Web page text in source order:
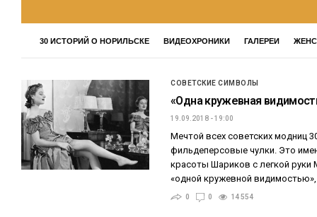
30 ИСТОРИЙ О НОРИЛЬСКЕ ВИДЕОХРОНИКИ ГАЛЕРЕИ
СОВЕТСКИЕ СИМВОЛЫ
«Одна кружевная
19.09.2018 - 19:00
Мечтой всех советских модниц
фильдеперсовые чулки. Это
красоты Шариков с легкой руки
«одной кружевной
0 0 14 554